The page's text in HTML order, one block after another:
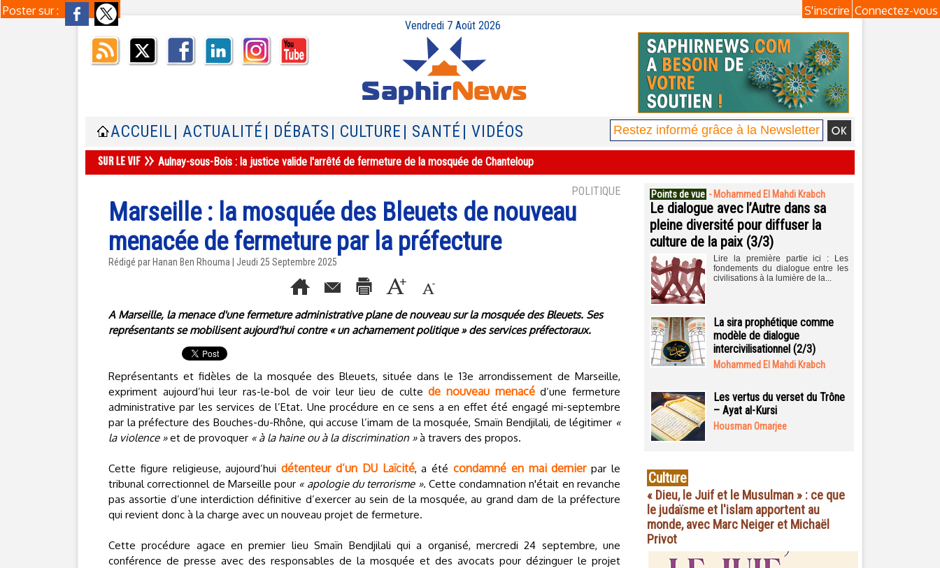
Poster sur : Connectez-vous
S'inscrire
Vendredi 7 Août 2026
ACCUEIL | ACTUALITÉ | DÉBATS | CULTURE | SANTÉ | VIDÉOS
Aulnay-sous-Bois : la justice valide l'arrêté de fermeture de la mosquée de Chanteloup
POLITIQUE
Marseille : la mosquée des Bleuets de nouveau
menacée de fermeture par la préfecture
Rédigé par Hanan Ben Rhouma | Jeudi 25 Septembre 2025
A Marseille, la menace d'une fermeture administrative plane de nouveau sur la mosquée des Bleuets. Ses
représentants se mobilisent aujourd'hui contre « un acharnement politique » des services préfectoraux.
Représentants et fidèles de la mosquée des Bleuets, située dans le 13e arrondissement de Marseille,
expriment aujourd’hui leur ras-le-bol de voir leur lieu de cultede nouveau menacéd’une fermeture
administrative par les services de l’Etat. Une procédure en ce sens a en effet été engagé mi-septembre
par la préfecture des Bouches-du-Rhône, qui accuse l’imam de la mosquée, Smaïn Bendjilali, de légitimer «
la violence »et de provoquer « à la haine ou à la discrimination »à travers des propos.
Cette figure religieuse, aujourd’huidétenteur d’un DU Laïcité, a étécondamné en mai dernierpar le
tribunal correctionnel de Marseille pour « apologie du terrorisme ». Cette condamnation n'était en revanche
pas assortie d’une interdiction définitive d’exercer au sein de la mosquée, au grand dam de la préfecture
qui revient donc à la charge avec un nouveau projet de fermeture.
Cette procédure agace en premier lieu Smaïn Bendjilali qui a organisé, mercredi 24 septembre, une
conférence de presse avec des responsables de la mosquée et des avocats pour dézinguer le projet
Points de vue - Mohammed El Mahdi Krabch
Le dialogue avec l’Autre dans sa
pleine diversité pour diffuser la
culture de la paix (3/3)
Lire la première partie ici : Les
fondements du dialogue entre les
civilisations à la lumière de la...
La sira prophétique comme
modèle de dialogue
intercivilisationnel (2/3)
Mohammed El Mahdi Krabch
Les vertus du verset du Trône
– Ayat al-Kursi
Housman Omarjee
Culture
« Dieu, le Juif et le Musulman » : ce que
le judaïsme et l'islam apportent au
monde, avec Marc Neiger et Michaël
Privot